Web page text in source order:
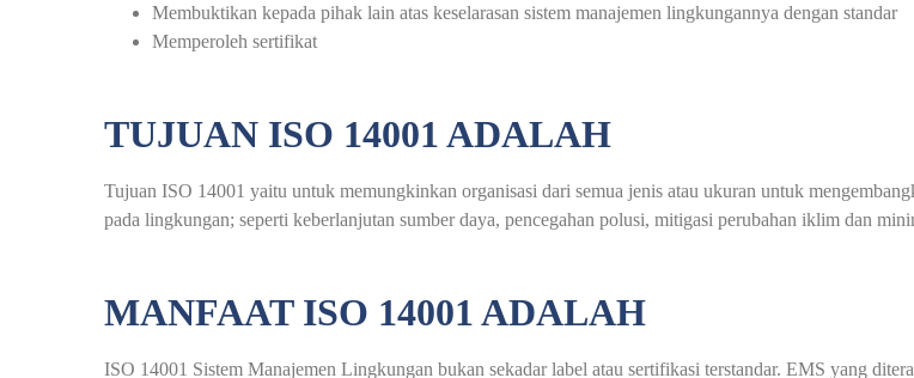
Membuktikan kepada pihak lain atas keselarasan sistem manajemen lingkungannya dengan standar
Memperoleh sertifikat
TUJUAN ISO 14001 ADALAH
Tujuan ISO 14001 yaitu untuk memungkinkan organisasi dari semua jenis atau ukuran untuk
pada lingkungan; seperti keberlanjutan sumber daya, pencegahan polusi, mitigasi perubahan iklim dan
MANFAAT ISO 14001 ADALAH
ISO 14001 Sistem Manajemen Lingkungan bukan sekadar label atau sertifikasi terstandar. EMS yang